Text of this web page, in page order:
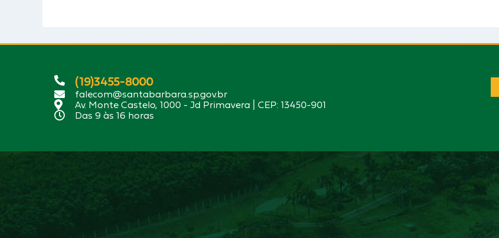
(19)3455-8000
falecom@santabarbara.sp.gov.br
Av. Monte Castelo, 1000 - Jd Primavera | CEP: 13450-901
Das 9 às 16 horas